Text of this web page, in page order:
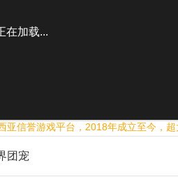
在加载...
×
亚信誉游戏平台，2018年成立至今，超
团宠